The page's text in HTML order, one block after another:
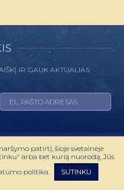
IR GAUK AKTUALIAS
patirtį, šioje svetainėje
arba bet kurią nuorodą, Jūs
politika.
SUTINKU